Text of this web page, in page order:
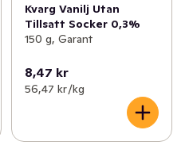
Kvarg Vanilj Utan
Tillsatt Socker 0,3%
150 g, Garant
8,47 kr
56,47 kr /kg